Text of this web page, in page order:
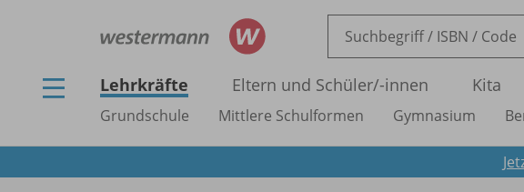
Lehrkräfte Eltern und Schüler/-innen Kita
Grundschule Mittlere Schulformen Gymnasium